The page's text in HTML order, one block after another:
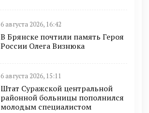
6 августа 2026, 16:42
В Брянске почтили память Героя
России Олега Визнюка
6 августа 2026, 15:11
Штат Суражской центральной
районной больницы пополнился
молодым специалистом